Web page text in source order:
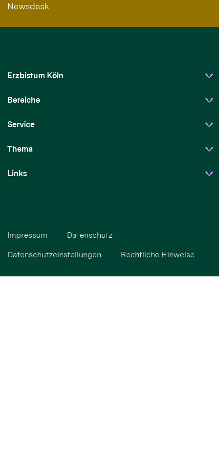
Newsdesk
Erzbistum Köln
Bereiche
Service
Thema
Links
Impressum Datenschutz
Datenschutzeinstellungen Rechtliche Hinweise